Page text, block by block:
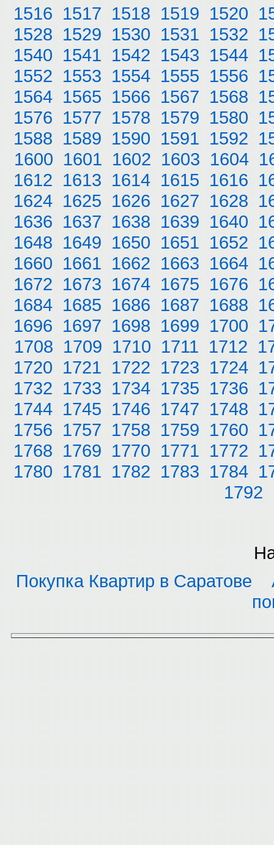
1516 1517 1518 1519 1520
1528 1529 1530 1531 1532
1540 1541 1542 1543 1544
1552 1553 1554 1555 1556
1564 1565 1566 1567 1568
1576 1577 1578 1579 1580
1588 1589 1590 1591 1592
1600 1601 1602 1603 1604
1612 1613 1614 1615 1616
1624 1625 1626 1627 1628
1636 1637 1638 1639 1640
1648 1649 1650 1651 1652
1660 1661 1662 1663 1664
1672 1673 1674 1675 1676
1684 1685 1686 1687 1688
1696 1697 1698 1699 1700
1708 1709 1710 1711 1712
1720 1721 1722 1723 1724
1732 1733 1734 1735 1736
1744 1745 1746 1747 1748
1756 1757 1758 1759 1760
1768 1769 1770 1771 1772
1780 1781 1782 1783 1784
1792
Покупка Квартир в Саратове